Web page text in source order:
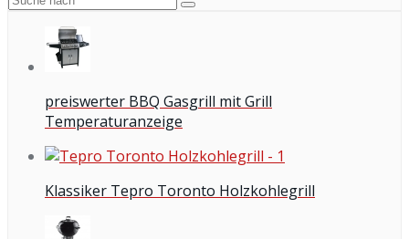
preiswerter BBQ Gasgrill mit Grill
Temperaturanzeige
Klassiker Tepro Toronto Holzkohlegrill